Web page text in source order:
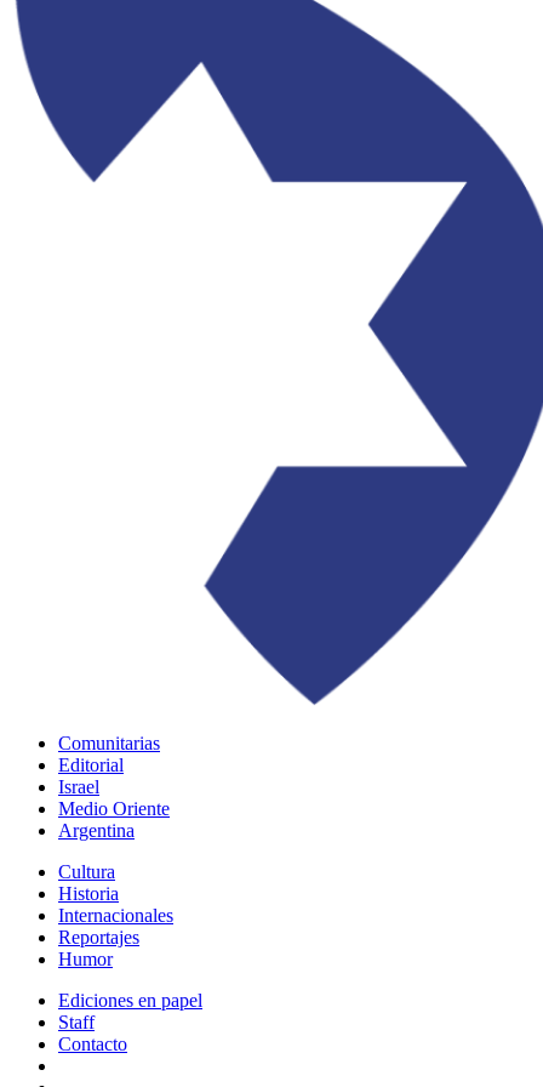
Comunitarias
Editorial
Israel
Medio Oriente
Argentina
Cultura
Historia
Internacionales
Reportajes
Humor
Ediciones en papel
Staff
Contacto